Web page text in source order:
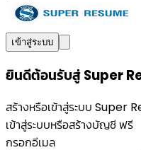
เข้าสู่ระบบ
ยินดีต้อนรับสู่ Super
สร้างหรือเข้าสู่ระบบ Super
เข้าสู่ระบบหรือสร้างบัญชี ฟรี
กรอกอีเมล